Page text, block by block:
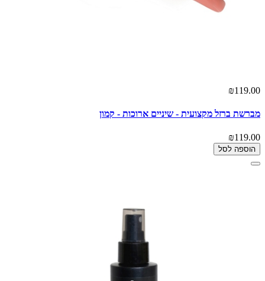
₪119.00
מברשת ברזל מקצועית - שיניים ארוכות - קמון
₪119.00
הוספה לסל